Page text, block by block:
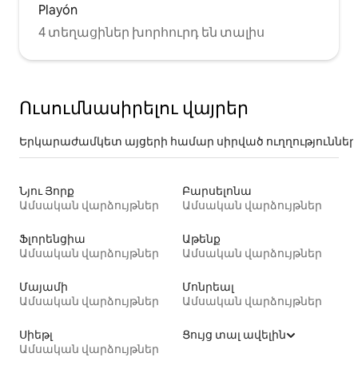
Playón
4 տեղացիներ խորհուրդ են տալիս
Ուսումնասիրելու վայրեր
Երկարաժամկետ այցերի համար սիրված ուղղություններ
Նյու Յորք
Ամսական վարձույթներ
Բարսելոնա
Ամսական վարձույթներ
Ֆլորենցիա
Ամսական վարձույթներ
Աթենք
Ամսական վարձույթներ
Մայամի
Ամսական վարձույթներ
Մոնրեալ
Ամսական վարձույթներ
Սիեթլ
Ամսական վարձույթներ
Ցույց տալ ավելին